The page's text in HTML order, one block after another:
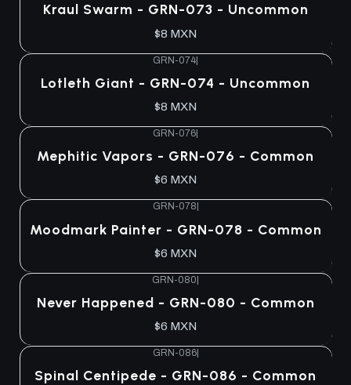
Kraul Swarm - GRN-073 - Uncommon
$8 MXN
GRN-074|
Lotleth Giant - GRN-074 - Uncommon
$8 MXN
GRN-076
Mephitic Vapors - GRN-076 - Common
$6 MXN
GRN-078
Moodmark Painter - GRN-078 - Common
$6 MXN
GRN-080|
Never Happened - GRN-080 - Common
$6 MXN
GRN-086|
Spinal Centipede - GRN-086 - Common